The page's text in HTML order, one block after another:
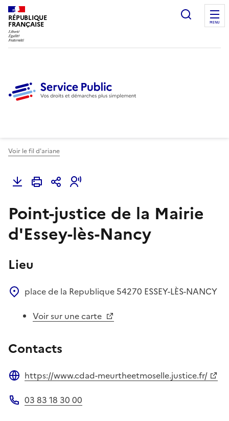
RÉPUBLIQUE
FRANÇAISE
Ouvrir
MENU
Voir le fil d'ariane
Point-justice de la Mairie
d'Essey-lès-Nancy
Lieu
place de la Republique 54270 ESSEY-LÈS-NANCY
Voir sur une carte
Contacts
https://www.cdad-meurtheetmoselle.justice.fr/
03 83 18 30 00